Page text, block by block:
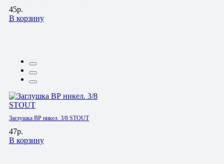
45р.
В корзину
Заглушка ВР никел. 3/8 STOUT
47р.
В корзину